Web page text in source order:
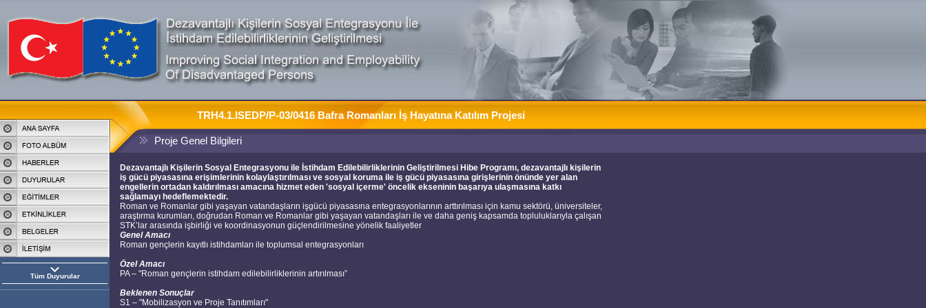
Tüm Duyurular
TRH4.1.ISEDP/P-03/0416 Bafra Romanları İş Hayatına Katılım Projesi
Proje Genel Bilgileri
Dezavantajlı Kişilerin Sosyal Entegrasyonu ile İstihdam Edilebilirliklerinin Geliştirilmesi Hibe Programı, dezavantajlı kişilerin
iş gücü piyasasına erişimlerinin kolaylaştırılması ve sosyal koruma ile iş gücü piyasasına girişlerinin önünde yer alan
engellerin ortadan kaldırılması amacına hizmet eden 'sosyal içerme' öncelik ekseninin başarıya ulaşmasına katkı
sağlamayı hedeflemektedir.
Roman ve Romanlar gibi yaşayan vatandaşların işgücü piyasasına entegrasyonlarının arttırılması için kamu sektörü, üniversiteler,
araştırma kurumları, doğrudan Roman ve Romanlar gibi yaşayan vatandaşları ile ve daha geniş kapsamda topluluklarıyla çalışan
STK’lar arasında işbirliği ve koordinasyonun güçlendirilmesine yönelik faaliyetler
Genel Amacı
Roman gençlerin kayıtlı istihdamları ile toplumsal entegrasyonları
Özel Amacı
PA – "Roman gençlerin istihdam edilebilirliklerinin artırılması”
Beklenen Sonuçlar
S1 – "Mobilizasyon ve Proje Tanıtımları"